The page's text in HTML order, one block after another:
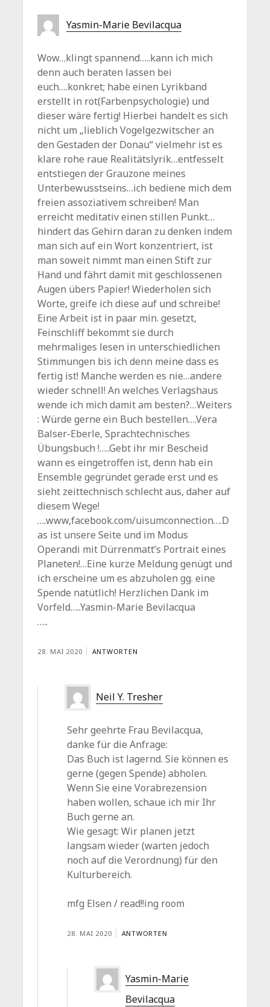
Yasmin-Marie Bevilacqua
Wow…klingt spannend…..kann ich mich
denn auch beraten lassen bei
euch….konkret; habe einen Lyrikband
erstellt in rot(Farbenpsychologie) und
dieser wäre fertig! Hierbei handelt es sich
nicht um „lieblich Vogelgezwitscher an
den Gestaden der Donau“ vielmehr ist es
klare rohe raue Realitätslyrik…entfesselt
entstiegen der Grauzone meines
Unterbewusstseins…ich bediene mich dem
freien assoziativem schreiben! Man
erreicht meditativ einen stillen Punkt…
hindert das Gehirn daran zu denken indem
man sich auf ein Wort konzentriert, ist
man soweit nimmt man einen Stift zur
Hand und fährt damit mit geschlossenen
Augen übers Papier! Wiederholen sich
Worte, greife ich diese auf und schreibe!
Eine Arbeit ist in paar min. gesetzt,
Feinschliff bekommt sie durch
mehrmaliges lesen in unterschiedlichen
Stimmungen bis ich denn meine dass es
fertig ist! Manche werden es nie…andere
wieder schnell! An welches Verlagshaus
wende ich mich damit am besten?…Weiters
: Würde gerne ein Buch bestellen….Vera
Balser-Eberle, Sprachtechnisches
Übungsbuch !…..Gebt ihr mir Bescheid
wann es eingetroffen ist, denn hab ein
Ensemble gegründet gerade erst und es
sieht zeittechnisch schlecht aus, daher auf
diesem Wege!
….www,facebook.com/uisumconnection….D
as ist unsere Seite und im Modus
Operandi mit Dürrenmatt’s Portrait eines
Planeten!…Eine kurze Meldung genügt und
ich erscheine um es abzuholen gg. eine
Spende natütlich! Herzlichen Dank im
Vorfeld…..Yasmin-Marie Bevilacqua
…..
28. MAI 2020 ANTWORTEN
Neil Y. Tresher
Sehr geehrte Frau Bevilacqua,
danke für die Anfrage:
Das Buch ist lagernd. Sie können es
gerne (gegen Spende) abholen.
Wenn Sie eine Vorabrezension
haben wollen, schaue ich mir Ihr
Buch gerne an.
Wie gesagt: Wir planen jetzt
langsam wieder (warten jedoch
noch auf die Verordnung) für den
Kulturbereich.
mfg Elsen / read!!ing room
28. MAI 2020 ANTWORTEN
Yasmin-Marie
Bevilacqua